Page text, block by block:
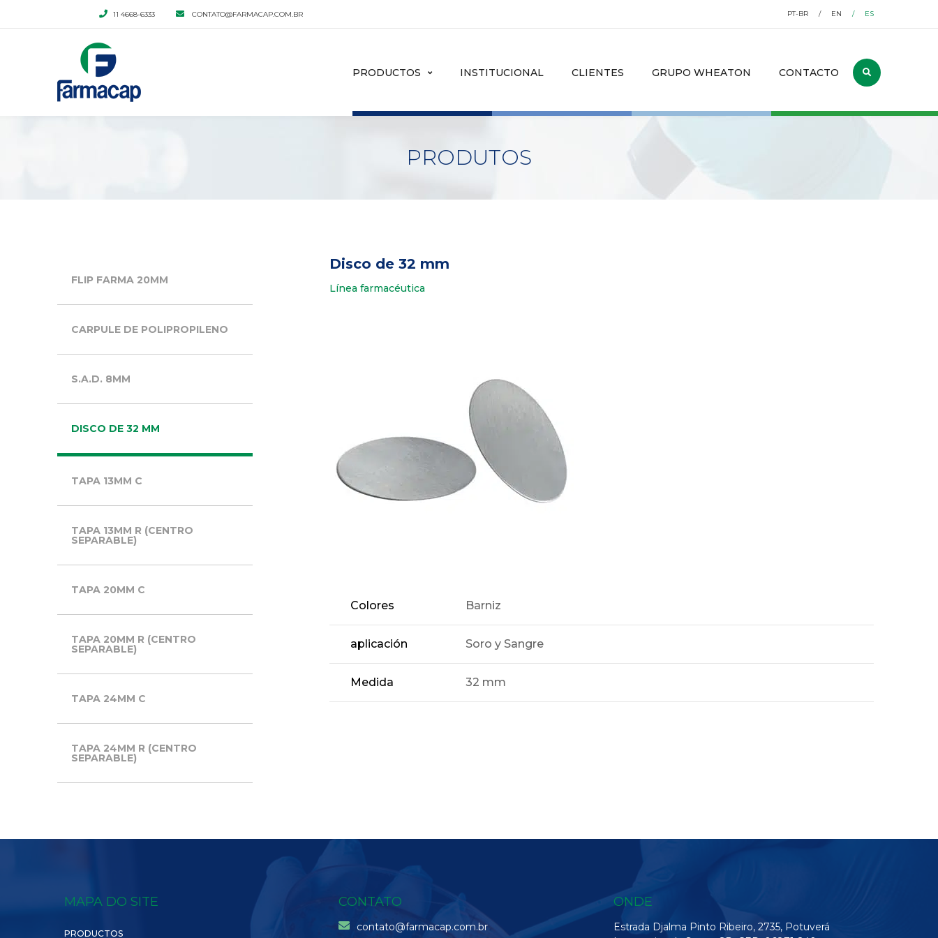
11 4668-6333 CONTATO@FARMACAP.COM.BR PT-BR EN ES
PRODUCTOS INSTITUCIONAL CLIENTES GRUPO WHEATON CONTACTO
PRODUTOS
Disco de 32 mm
Línea farmacéutica
Colores Barniz
aplicación Soro y Sangre
Medida 32 mm
FLIP FARMA 20MM
CARPULE DE POLIPROPILENO
S.A.D. 8MM
DISCO DE 32 MM
TAPA 13MM C
TAPA 13MM R (CENTRO
SEPARABLE)
TAPA 20MM C
TAPA 20MM R (CENTRO
SEPARABLE)
TAPA 24MM C
TAPA 24MM R (CENTRO
SEPARABLE)
MAPA DO SITE
PRODUCTOS
CONTATO
contato@farmacap.com.br
ONDE
Estrada Djalma Pinto Ribeiro, 2735, Potuverá